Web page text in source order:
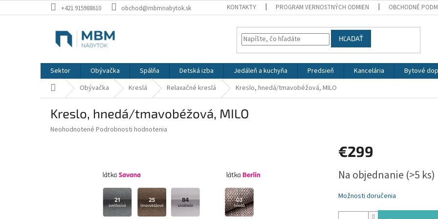
na
+421 915988610 obchod@mbmnabytok.sk KONTAKTY PROGRAM VERNOSTNÝCH ODMIEN OBCHODNÉ
HĽADAŤ
Sektor Obývačka Spálňa Detská izba Jedáleň a kuchyňa Predsieň Kancelária Bytové
Domov Obývačka Kreslá Relaxačné kreslá Kreslo, hnedá/tmavobéžová, MILO
Kreslo, hnedá/tmavobéžová, MILO
Priemerné
Neohodnotené Podrobnosti hodnotenia
€299
cena:
Na objednanie (>5 ks)
Možnosti doručenia